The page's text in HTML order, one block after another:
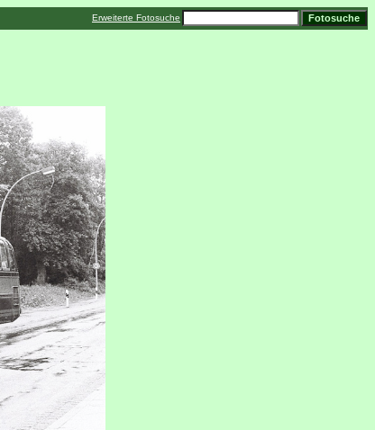
Erweiterte Fotosuche